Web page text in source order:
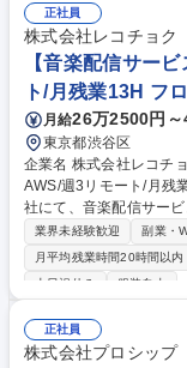
正社員
株式会社レコチョク
【音楽配信サー
ト/月残業13H フ
月給26万2500円
東京都渋谷区
企業名 株式会社レコチョク 求人名 【音楽配信サービス開発エ
AWS/週3リモート/月残業13H 仕事の内容 音楽配信サービ
社にて、音楽配信サー
キルに応じて、インフラ構
レコチョクやｄヒッツ
ava等を用いたフロント
用した開発プロセスの
品質向上と技術検証 等
せんのでご安心ください。 募集職種 【音楽配信サービス開発エ
業界未経験歓迎 副業・
月平均残業時間20時間以内
土日祝休み
服装自由
正社員
株式会社プロシップ